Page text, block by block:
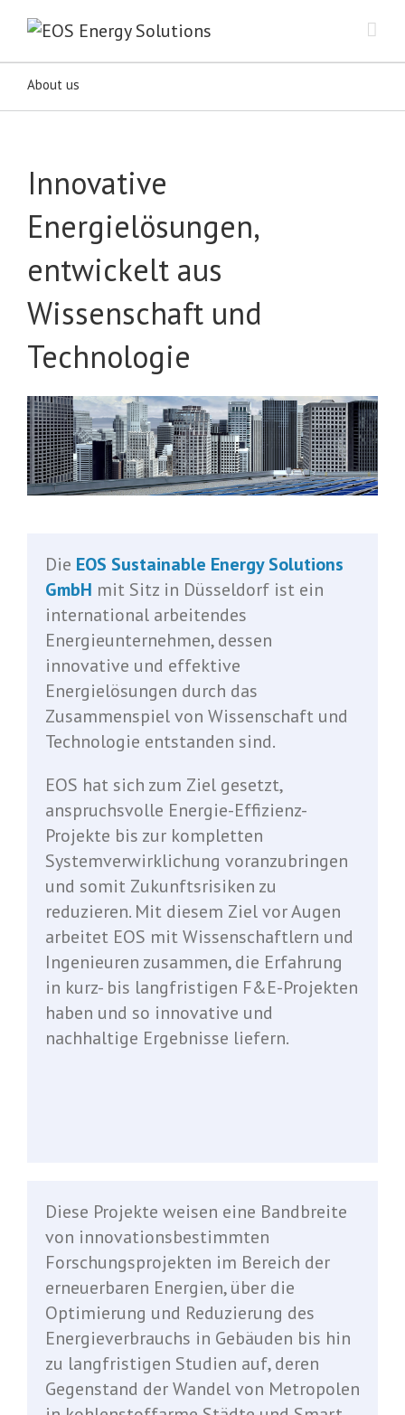
About us
Innovative
Energielösungen,
entwickelt aus
Wissenschaft und
Technologie
Die EOS Sustainable Energy Solutions
GmbH mit Sitz in Düsseldorf ist ein
international arbeitendes
Energieunternehmen, dessen
innovative und effektive
Energielösungen durch das
Zusammenspiel von Wissenschaft und
Technologie entstanden sind.
EOS hat sich zum Ziel gesetzt,
anspruchsvolle Energie-Effizienz-
Projekte bis zur kompletten
Systemverwirklichung voranzubringen
und somit Zukunftsrisiken zu
reduzieren. Mit diesem Ziel vor Augen
arbeitet EOS mit Wissenschaftlern und
Ingenieuren zusammen, die Erfahrung
in kurz- bis langfristigen F&E-Projekten
haben und so innovative und
nachhaltige Ergebnisse liefern.
Diese Projekte weisen eine Bandbreite
von innovationsbestimmten
Forschungsprojekten im Bereich der
erneuerbaren Energien, über die
Optimierung und Reduzierung des
Energieverbrauchs in Gebäuden bis hin
zu langfristigen Studien auf, deren
Gegenstand der Wandel von Metropolen